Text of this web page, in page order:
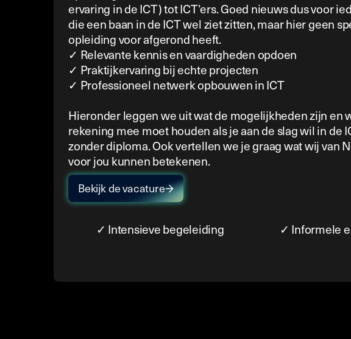
ervaring in de ICT) tot ICT’ers. Goed nieuws dus voor
die een baan in de ICT wel ziet zitten, maar hier geen
opleiding voor afgerond heeft.
✓ Relevante kennis en vaardigheden opdoen
✓ Praktijkervaring bij echte projecten
✓ Professioneel netwerk opbouwen in ICT
Hieronder leggen we uit wat de mogelijkheden zijn en
rekening mee moet houden als je aan de slag wil in de
zonder diploma. Ook vertellen we je graag wat wij van
voor jou kunnen betekenen.
Bekijk de vacature
✓ Intensieve begeleiding ✓ Informele